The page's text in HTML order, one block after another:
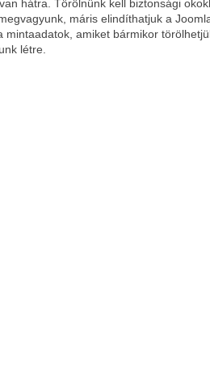
hátra. Törölnünk kell biztonsági
máris elindíthatjuk a
amiket bármikor
létre.